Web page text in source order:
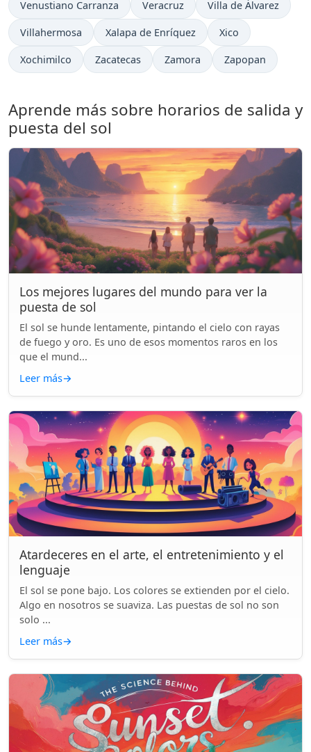
Venustiano Carranza Veracruz Villa de Álvarez
Villahermosa Xalapa de Enríquez Xico
Xochimilco Zacatecas Zamora Zapopan
Aprende más sobre horarios de salida y
puesta del sol
Los mejores lugares del mundo para ver la
puesta de sol
El sol se hunde lentamente, pintando el cielo con rayas
de fuego y oro. Es uno de esos momentos raros en los
que el mund...
Leer más→
Atardeceres en el arte, el entretenimiento y el
lenguaje
El sol se pone bajo. Los colores se extienden por el cielo.
Algo en nosotros se suaviza. Las puestas de sol no son
solo ...
Leer más→